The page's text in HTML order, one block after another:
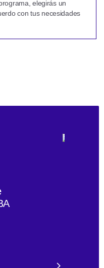
elegirás un
con tus necesidades